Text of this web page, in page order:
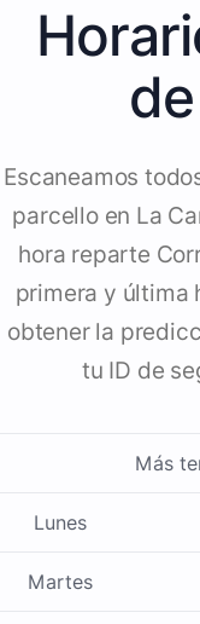
Escaneamos
parcello en La
hora reparte
primera y última
obtener la
tu ID de
Más
Lunes
Martes